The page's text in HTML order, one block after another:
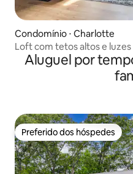
Condomínio ⋅ Charlotte
Loft com tetos altos e
Aluguel por
Preferido dos hóspedes
Preferido dos hóspedes